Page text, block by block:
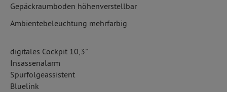
Gepäckraumboden höhenverstellbar
Ambientebeleuchtung mehrfarbig
digitales Cockpit 10,3''
Insassenalarm
Spurfolgeassistent
Bluelink